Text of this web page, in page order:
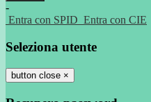
-
Entra con SPID Entra con CIE
Seleziona utente
button close ×